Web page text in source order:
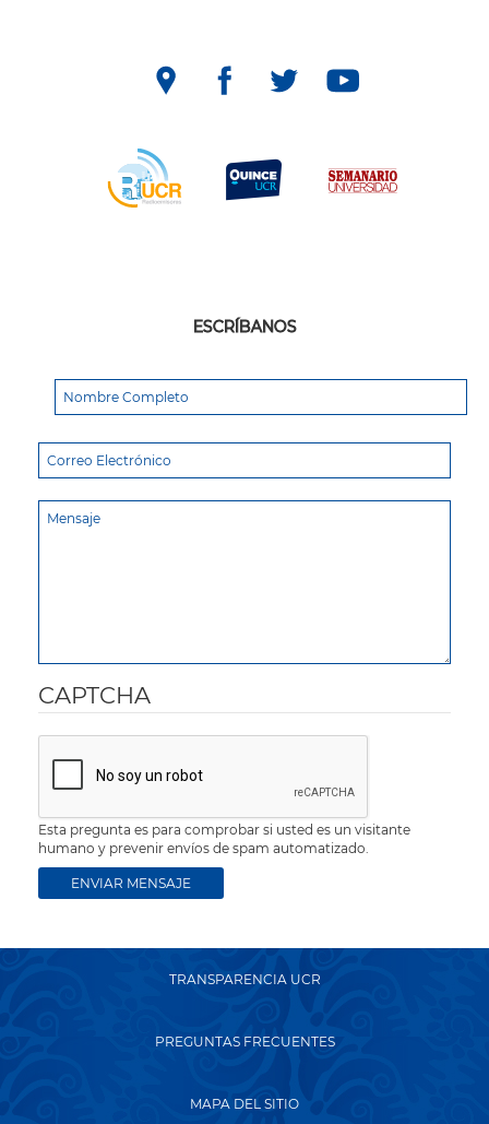
ESCRÍBANOS
CAPTCHA
Esta pregunta es para comprobar si usted es un visitante
humano y prevenir envíos de spam automatizado.
TRANSPARENCIA UCR
PREGUNTAS FRECUENTES
MAPA DEL SITIO